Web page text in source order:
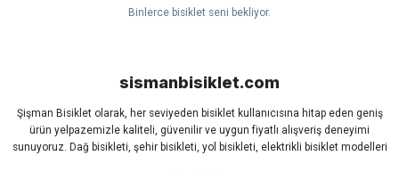
Bahriye Akay Tan | 21/07/2026
Siparişim problemsiz geldi teşekkürler.
Binlerce bisiklet seni bekliyor.
sismanbisiklet.com
Şişman Bisiklet olarak, her seviyeden bisiklet kullanıcısına hitap eden geniş
ürün yelpazemizle kaliteli, güvenilir ve uygun fiyatlı alışveriş deneyimi
sunuyoruz. Dağ bisikleti, şehir bisikleti, yol bisikleti, elektrikli bisiklet modelleri